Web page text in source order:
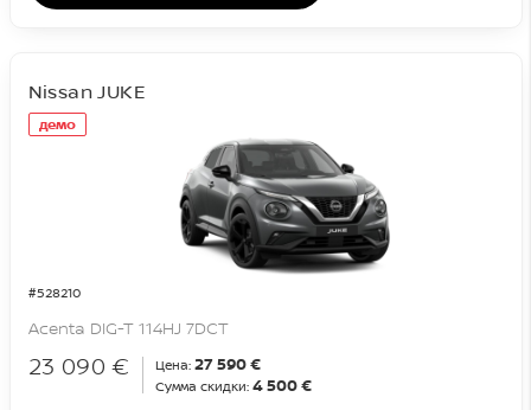
демо
#528210
Nissan JUKE
Acenta DIG-T 114HJ 7DCT
23 090 € Цена: 27 590 €
Сумма скидки: 4 500 €